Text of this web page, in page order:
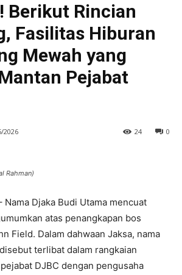
Berikut Rincian
Fasilitas Hiburan
Mewah yang
Pejabat
2026 0
24
Rahman)
Nama Djaka Budi Utama mencuat
atas penangkapan bos
Field. Dalam dahwaan Jaksa, nama
terlibat dalam rangkaian
DJBC dengan pengusaha